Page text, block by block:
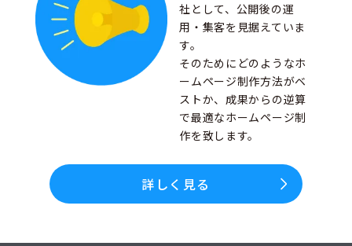
社として、公開後の運
用・集客を見据えていま
す。
そのためにどのようなホ
ームページ制作方法がベ
ストか、成果からの逆算
で最適なホームページ制
作を致します。
詳しく見る